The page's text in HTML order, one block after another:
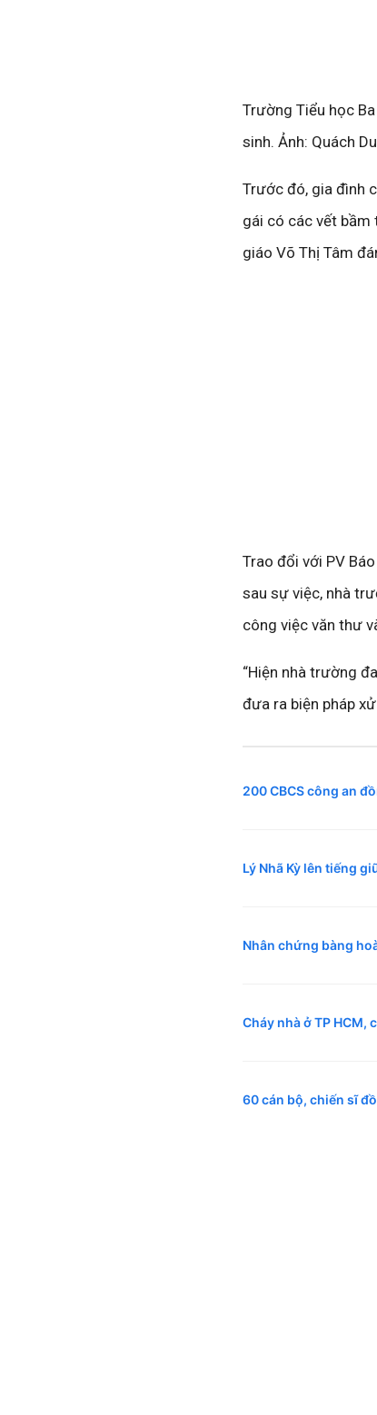
Trường Tiểu học
sinh. Ảnh: Quách Du
Trước đó, gia đình
gái có các vết bầm
giáo Võ Thị Tâm
Trao đổi với PV
sau sự việc, nhà
công việc văn thư
“Hiện nhà trường
đưa ra biện pháp
200 CBCS công an
Lý Nhã Kỳ lên tiếng
Nhân chứng bàng
Cháy nhà ở TP HCM,
60 cán bộ, chiến sĩ